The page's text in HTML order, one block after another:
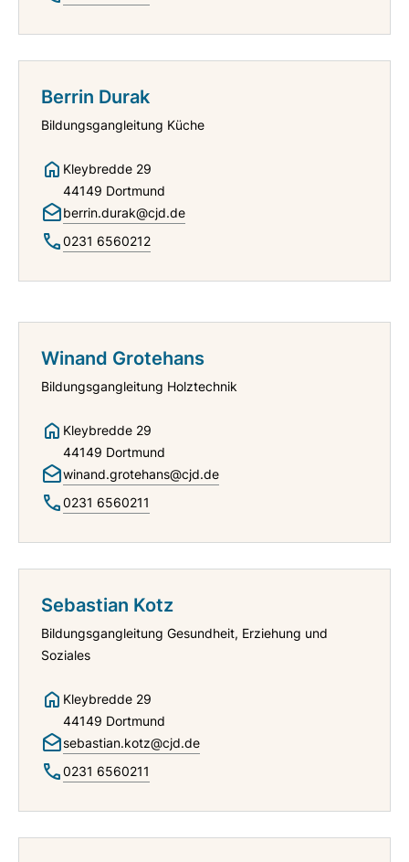
Berrin Durak
Bildungsgangleitung Küche
Kleybredde 29
44149 Dortmund
berrin.durak@cjd.de
0231 6560212
Winand Grotehans
Bildungsgangleitung Holztechnik
Kleybredde 29
44149 Dortmund
winand.grotehans@cjd.de
0231 6560211
Sebastian Kotz
Bildungsgangleitung Gesundheit, Erziehung und
Soziales
Kleybredde 29
44149 Dortmund
sebastian.kotz@cjd.de
0231 6560211